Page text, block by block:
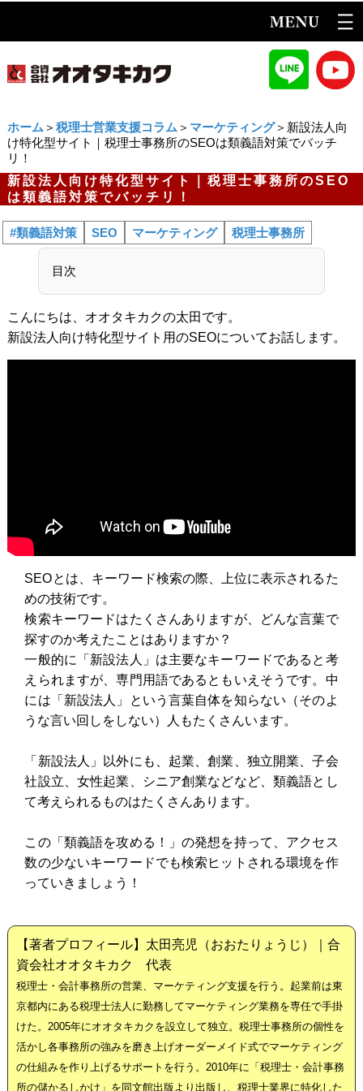
ホーム ＞ 税理士営業支援コラム ＞ マーケティング＞新設法人向
け特化型サイト｜税理士事務所のSEOは類義語対策でバッチ
リ！
新設法人向け特化型サイト｜税理士事務所のSEO
は類義語対策でバッチリ！
#類義語対策 SEO マーケティング 税理士事務所
目次
こんにちは、オオタキカクの太田です。
新設法人向け特化型サイト用のSEOについてお話します。
SEOとは、キーワード検索の際、上位に表示されるた
めの技術です。
検索キーワードはたくさんありますが、どんな言葉で
探すのか考えたことはありますか？
一般的に「新設法人」は主要なキーワードであると考
えられますが、専門用語であるともいえそうです。中
には「新設法人」という言葉自体を知らない（そのよ
うな言い回しをしない）人もたくさんいます。
「新設法人」以外にも、起業、創業、独立開業、子会
社設立、女性起業、シニア創業などなど、類義語とし
て考えられるものはたくさんあります。
この「類義語を攻める！」の発想を持って、アクセス
数の少ないキーワードでも検索ヒットされる環境を作
っていきましょう！
【著者プロフィール】太田亮児（おおたりょうじ）｜合
資会社オオタキカク 代表
税理士・会計事務所の営業、マーケティング支援を行う。起業前は東
京都内にある税理士法人に勤務してマーケティング業務を専任で手掛
けた。2005年にオオタキカクを設立して独立。税理士事務所の個性を
活かし各事務所の強みを磨き上げオーダーメイド式でマーケティング
の仕組みを作り上げるサポートを行う。2010年に「税理士・会計事務
所の儲かるしかけ」を同文館出版より出版し、税理士業界に特化した